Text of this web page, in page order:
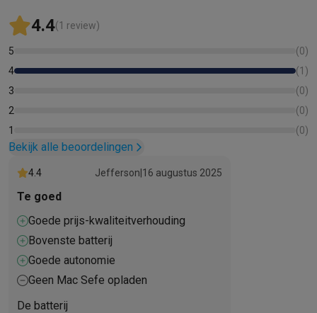
4.4(1 review)
5 (0)
4
(1 )
3
(0)
2
(0)
1
(0)
Bekijk alle beoordelingen
4.4 Jefferson 16 augustus 2025
Te goed
Goede prijs-kwaliteitverhouding
Bovenste batterij
Goede autonomie
Geen Mac Sefe opladen
De batterij